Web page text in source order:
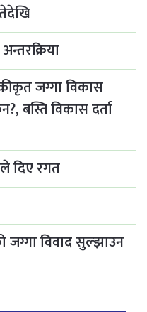
जग्गा विकास
बस्ति विकास दर्ता
दिए रगत
जग्गा विवाद सुल्झाउन